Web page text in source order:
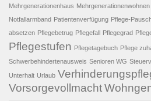
Mehrgenerationenhaus Mehrgenerationenwohnen
Notfallarmband Patientenverfügung Pflege-
absetzen Pflegebetrug Pflegefall Pflegegrad
Pflegestufen Pflegetagebuch Pflege
Schwerbehindertenausweis Senioren WG
Unterhalt Urlaub
Vorsorgevollmacht